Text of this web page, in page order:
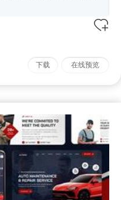
下载 在线预览